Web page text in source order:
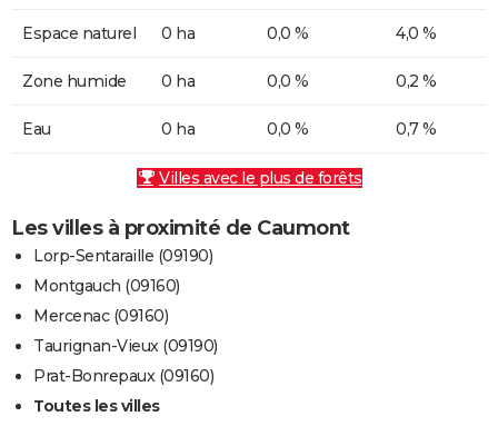
Espace naturel 0 ha 0,0 % 4,0 %
Zone humide 0 ha 0,0 % 0,2 %
Eau 0 ha 0,0 % 0,7 %
Villes avec le plus de forêts
Les villes à proximité de Caumont
Lorp-Sentaraille (09190)
Montgauch (09160)
Mercenac (09160)
Taurignan-Vieux (09190)
Prat-Bonrepaux (09160)
Toutes les villes